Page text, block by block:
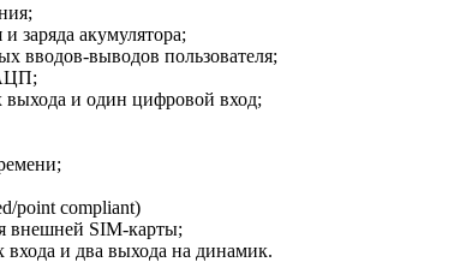
заряда акумулятора;
вводов-выводов пользователя;
и один цифровой вход;
point compliant)
внешней SIM-карты;
и два выхода на динамик.